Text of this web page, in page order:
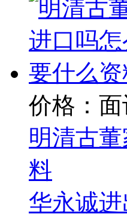
价格：面
明清古
料
华永诚进